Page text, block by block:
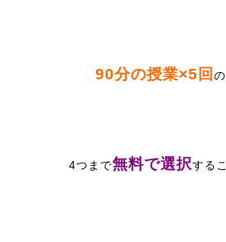
90分の授業×5回
4つまで無料で選択する